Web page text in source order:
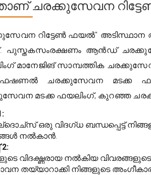
ചരക്കുസേവന
റിട്ടേൺ ഫയൽ" അടിസ്ഥാന
ആൻഡ്
മാനേജിങ് സാമ്പത്തിക
ചരക്കുസേവന മടക്ക
മടക്ക ഫയലിംഗ്, കുറഞ്ഞ
ഒരു വിദഗ്ധ ബന്ധപ്പെട്ട്
നൽകാൻ.
2:
വിദഗ്ദ്ധരായ നൽകിയ
തയ്യാറാക്കി നിങ്ങളുടെ